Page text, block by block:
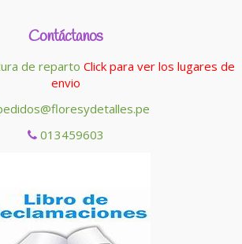
Contáctanos
de reparto Click para ver los lugares de
envio
013459603